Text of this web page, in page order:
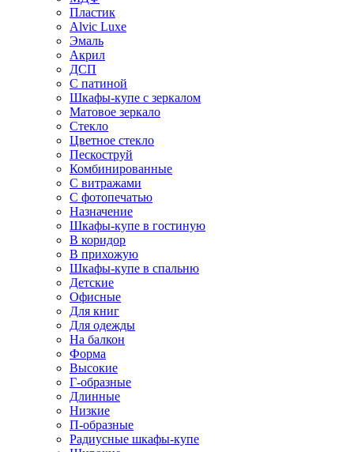
Пластик
Alvic Luxe
Эмаль
Акрил
ДСП
С патиной
Шкафы-купе с зеркалом
Матовое зеркало
Стекло
Цветное стекло
Пескоструй
Комбинированные
С витражами
С фотопечатью
Назначение
Шкафы-купе в гостиную
В коридор
В прихожую
Шкафы-купе в спальню
Детские
Офисные
Для книг
Для одежды
На балкон
Форма
Высокие
Г-образные
Длинные
Низкие
П-образные
Радиусные шкафы-купе